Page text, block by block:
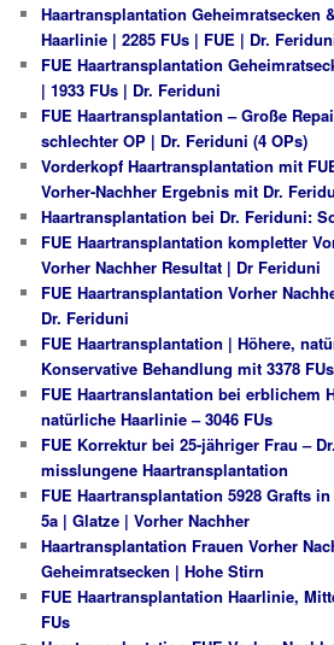
Haartransplantation Geheimratsecken
Haarlinie | 2285 FUs | FUE | Dr.
FUE Haartransplantation
| 1933 FUs | Dr. Feriduni
FUE Haartransplantation – Große
schlechter OP | Dr. Feriduni (4 OPs)
Vorderkopf Haartransplantation mit
Vorher-Nachher Ergebnis mit Dr.
Haartransplantation bei Dr. Feriduni:
FUE Haartransplantation kompletter
Vorher Nachher Resultat | Dr Feriduni
FUE Haartransplantation Vorher
Dr. Feriduni
FUE Haartransplantation | Höhere,
Konservative Behandlung mit 3378 FUs
FUE Haartranslantation bei erblichem
natürliche Haarlinie – 3046 FUs
FUE Korrektur bei 25-jähriger Frau –
misslungene Haartransplantation
FUE Haartransplantation 5928 Grafts
5a | Glatze | Vorher Nachher
Haartransplantation Frauen Vorher
Geheimratsecken | Hohe Stirn
FUE Haartransplantation Haarlinie,
FUs